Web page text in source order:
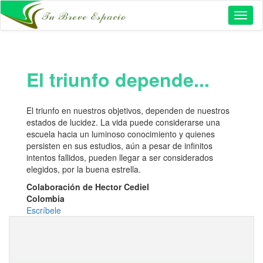
El triunfo depende...
El triunfo en nuestros objetivos, dependen de nuestros
estados de lucidez. La vida puede considerarse una
escuela hacia un luminoso conocimiento y quienes
persisten en sus estudios, aún a pesar de infinitos
intentos fallidos, pueden llegar a ser considerados
elegidos, por la buena estrella.
Colaboración de Hector Cediel
Colombia
Escríbele